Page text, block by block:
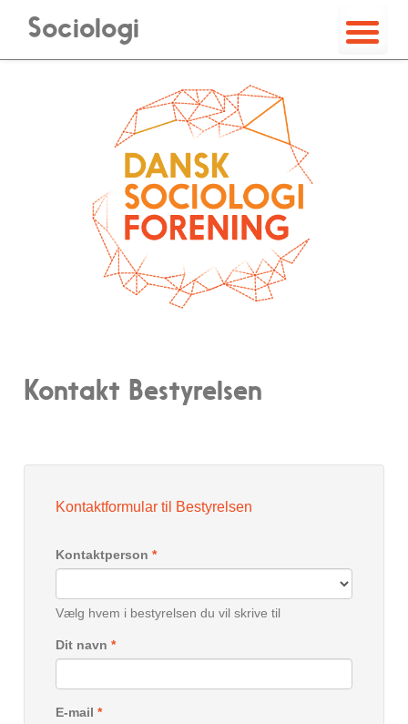
Sociologi
Kontakt Bestyrelsen
Kontaktformular til Bestyrelsen
Kontaktperson *
Vælg hvem i bestyrelsen du vil skrive til
Dit navn *
E-mail *